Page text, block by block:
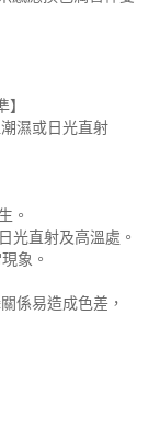
濕或日光直射
。
光直射及高溫處。
象。
係易造成色差，